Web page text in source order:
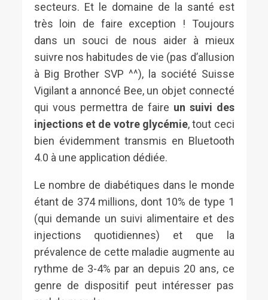
secteurs. Et le domaine de la santé est
très loin de faire exception ! Toujours
dans un souci de nous aider à mieux
suivre nos habitudes de vie (pas d’allusion
à Big Brother SVP ^^), la société Suisse
Vigilant a annoncé Bee, un objet connecté
qui vous permettra de faire un suivi des
injections et de votre glycémie, tout ceci
bien évidemment transmis en Bluetooth
4.0 à une application dédiée.
Le nombre de diabétiques dans le monde
étant de 374 millions, dont 10% de type 1
(qui demande un suivi alimentaire et des
injections quotidiennes) et que la
prévalence de cette maladie augmente au
rythme de 3-4% par an depuis 20 ans, ce
genre de dispositif peut intéresser pas